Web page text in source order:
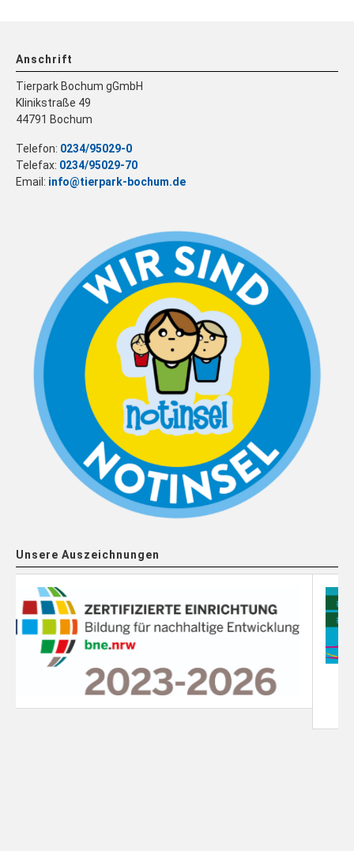
Anschrift
Tierpark Bochum gGmbH
Klinikstraße 49
44791 Bochum
Telefon: 0234/95029-0
Telefax: 0234/95029-70
Email: info@tierpark-bochum.de
Unsere Auszeichnungen